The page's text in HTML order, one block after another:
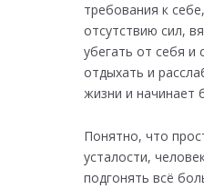
требования к
отсутствию сил,
убегать от себя и
отдыхать и
жизни и начинает
Понятно, что
усталости,
подгонять всё